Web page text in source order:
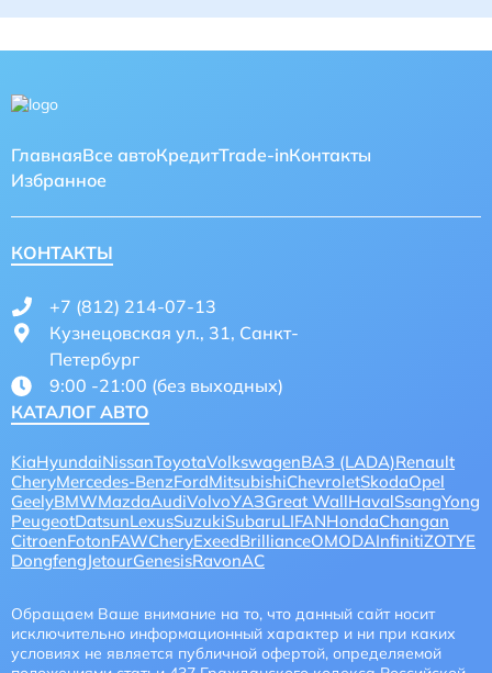
ГлавнаяВсе автоКредитTrade-inКонтакты
Избранное
КАТАЛОГ АВТО
KiaHyundaiNissanToyotaVolkswagenВАЗ (LADA)Renault
CheryMercedes-BenzFordMitsubishiChevroletSkodaOpel
GeelyBMWMazdaAudiVolvoУАЗGreat WallHavalSsangYong
PeugeotDatsunLexusSuzukiSubaruLIFANHondaChangan
CitroenFotonFAWCheryExeedBrillianceOMODAInfinitiZOTYE
DongfengJetourGenesisRavonAC
КОНТАКТЫ
+7 (812) 214-07-13
Кузнецовская ул., 31, Санкт-
Петербург
9:00 -21:00 (без выходных)
Обращаем Ваше внимание на то, что данный сайт носит
исключительно информационный характер и ни при каких
условиях не является публичной офертой, определяемой